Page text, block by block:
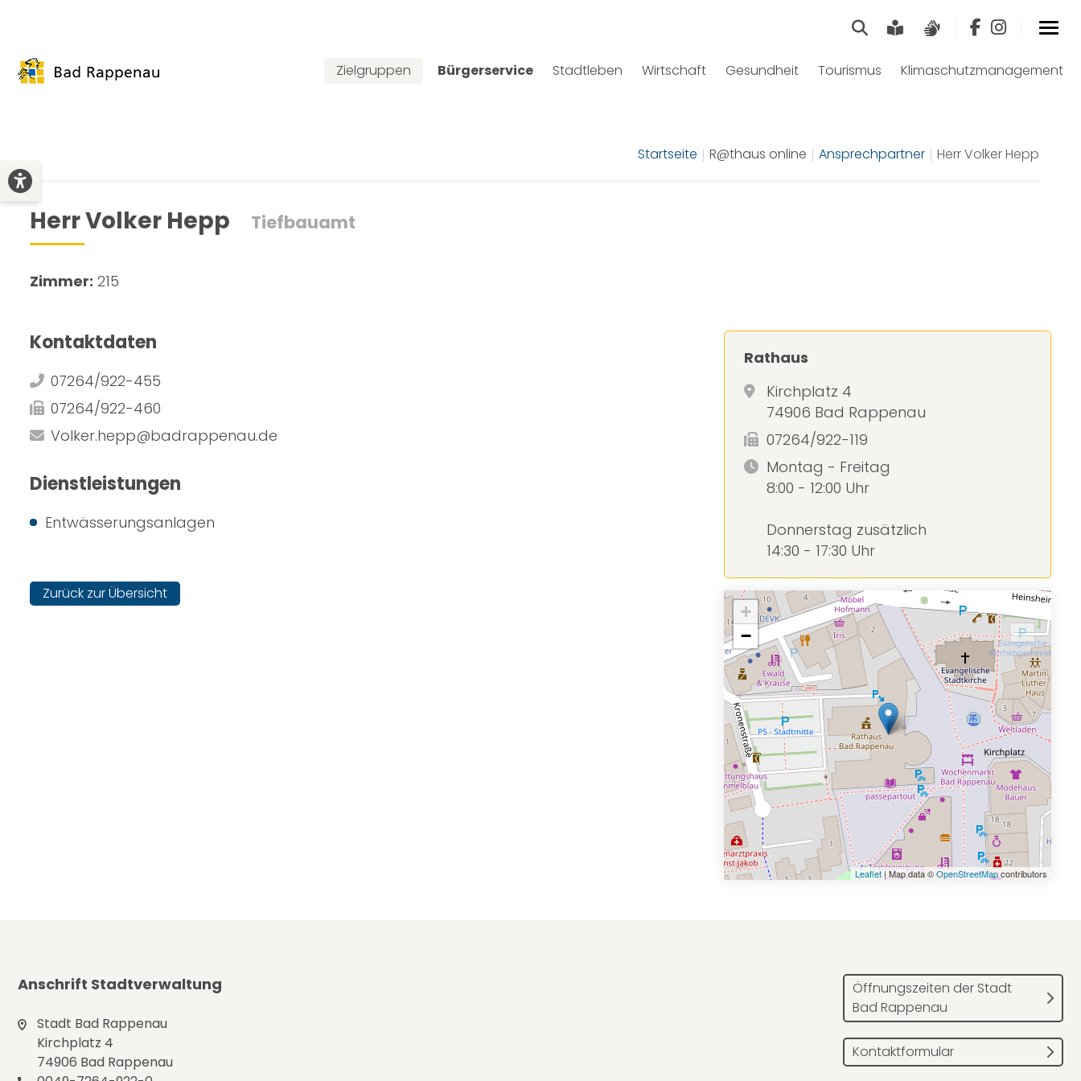
SucheLeichte Sprache
Zielgruppen Bürgerservice Stadtleben Wirtschaft Gesundheit Tourismus Klimaschutzmanagement
Startseite R@thaus online Ansprechpartner Herr Volker Hepp
Herr Volker Hepp Tiefbauamt
Zimmer: 215
Kontaktdaten
07264/922-455
07264/922-460
Volker.hepp@badrappenau.de
Dienstleistungen
Entwässerungsanlagen
Zurück zur Übersicht
Rathaus
Kirchplatz 4
74906 Bad Rappenau
07264/922-119
Montag - Freitag
8:00 - 12:00 Uhr
Donnerstag zusätzlich
14:30 - 17:30 Uhr
+
−
Leaflet| Map data ©OpenStreetMapcontributors
Anschrift Stadtverwaltung
Stadt Bad Rappenau
Kirchplatz 4
74906 Bad Rappenau
Öffnungszeiten der Stadt
Bad Rappenau
Kontaktformular